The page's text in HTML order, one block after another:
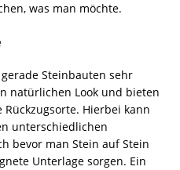
was man möchte.
Steinbauten sehr
natürlichen Look und bieten
Hierbei kann
unterschiedlichen
bevor man Stein auf Stein
Unterlage sorgen. Ein